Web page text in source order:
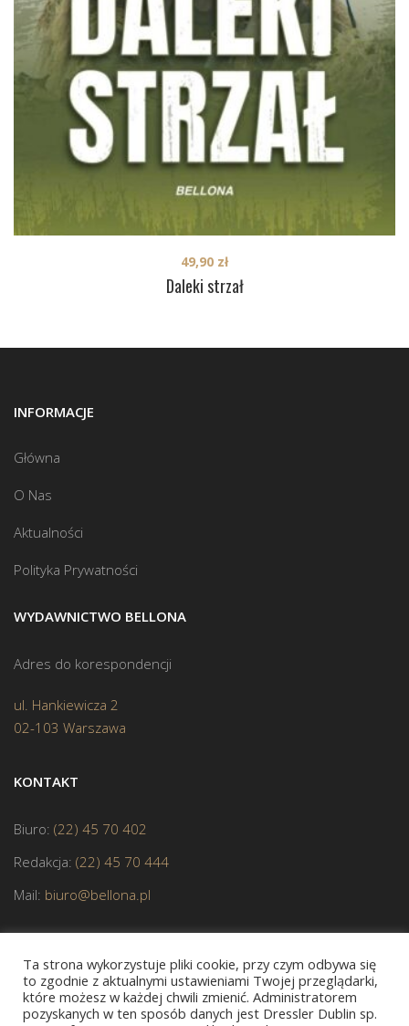
Daleki strzał
49,90 zł
INFORMACJE
Główna
O Nas
Aktualności
Polityka Prywatności
WYDAWNICTWO BELLONA
Adres do korespondencji
ul. Hankiewicza 2
02-103 Warszawa
KONTAKT
Biuro: (22) 45 70 402
Redakcja: (22) 45 70 444
Mail: biuro@bellona.pl
Ta strona wykorzystuje pliki cookie, przy czym odbywa się
to zgodnie z aktualnymi ustawieniami Twojej przeglądarki,
które możesz w każdej chwili zmienić. Administratorem
pozyskanych w ten sposób danych jest Dressler Dublin sp.